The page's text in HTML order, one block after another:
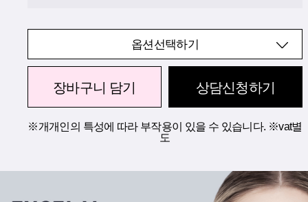
옵션선택하기
장바구니 담기 상담신청하기
※개개인의 특성에 따라 부작용이 있을 수 있습니다. ※vat별
도